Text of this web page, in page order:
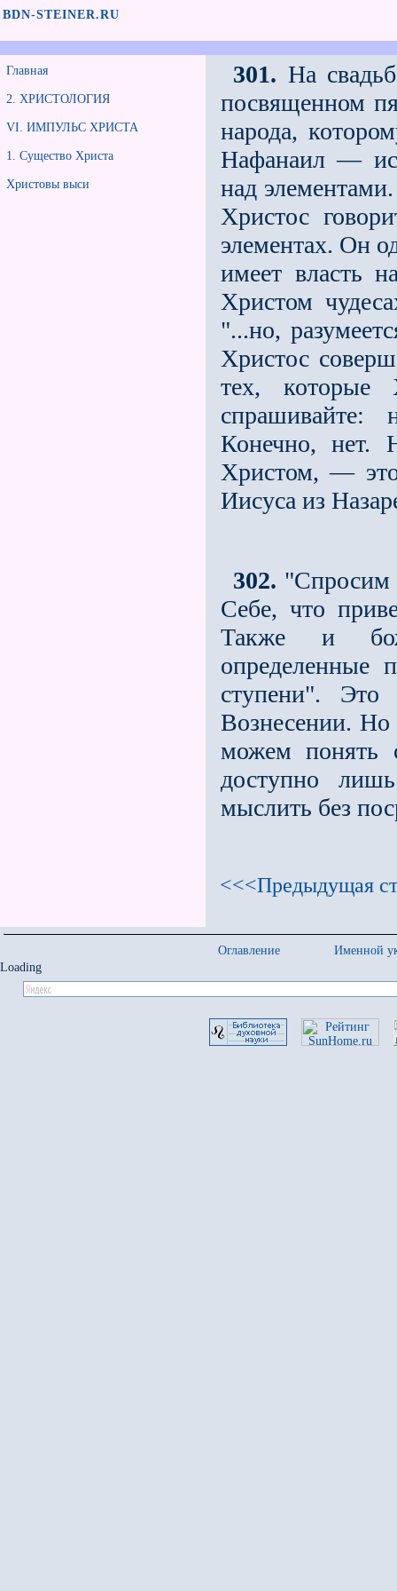
BDN-STEINER.RU
Главная
2. ХРИСТОЛОГИЯ
VI. ИМПУЛЬС ХРИСТА
1. Существо Христа
Христовы выси
301. На
посвященном
народа,
Нафанаил —
над
Христос
элементах. Он
имеет власть
Христом
"...но,
Христос
тех,
спрашивайте:
Конечно, нет.
Христом, —
Иисуса из
302. "Спросим
Себе, что
Также и
определенные
ступени". Это
Вознесении. Но
можем понять
доступно
мыслить без
<<<Предыдущая
Оглавление
Именной
Loading